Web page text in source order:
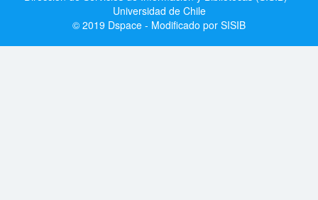
Universidad de Chile
© 2019 Dspace - Modificado por SISIB